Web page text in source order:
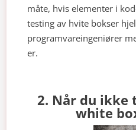
måte, hvis elementer i
testing av hvite bokser
programvareingeniører
er.
2. Når du ikke
white